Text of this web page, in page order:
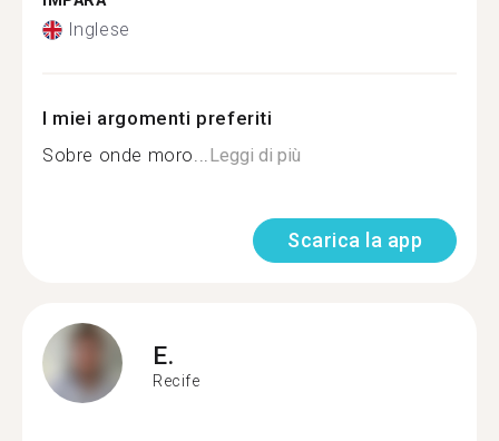
Inglese
I miei argomenti preferiti
Sobre onde moro...Leggi di più
Scarica la app
E.
Recife